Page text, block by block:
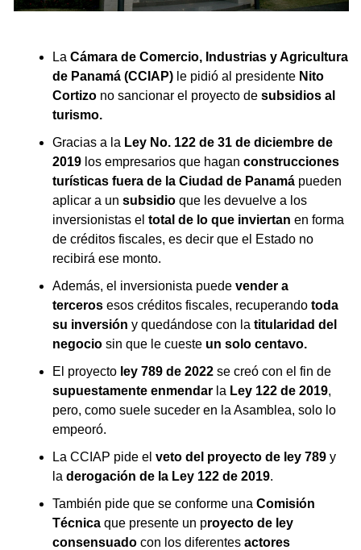
La Cámara de Comercio, Industrias y Agricultura
de Panamá (CCIAP) le pidió al presidente Nito
Cortizo no sancionar el proyecto de subsidios al
turismo.
Gracias a la Ley No. 122 de 31 de diciembre de
2019 los empresarios que hagan construcciones
turísticas fuera de la Ciudad de Panamá pueden
aplicar a un subsidio que les devuelve a los
inversionistas el total de lo que inviertan en forma
de créditos fiscales, es decir que el Estado no
recibirá ese monto.
Además, el inversionista puede vender a
terceros esos créditos fiscales, recuperando toda
su inversión y quedándose con la titularidad del
negocio sin que le cueste un solo centavo.
El proyecto ley 789 de 2022 se creó con el fin de
supuestamente enmendar la Ley 122 de 2019,
pero, como suele suceder en la Asamblea, solo lo
empeoró.
La CCIAP pide el veto del proyecto de ley 789 y
la derogación de la Ley 122 de 2019.
También pide que se conforme una Comisión
Técnica que presente un proyecto de ley
consensuado con los diferentes actores